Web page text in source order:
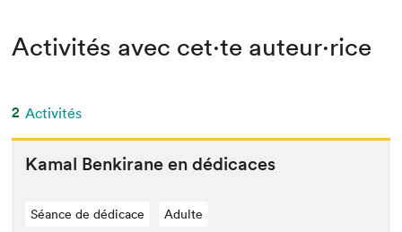
Activités avec cet·te auteur·rice
2 Activités
Kamal Benki­rane en dédicaces
Séance de dédicace Adulte